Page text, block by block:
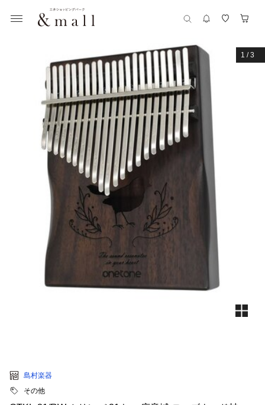
1 /3
島村楽器
その他